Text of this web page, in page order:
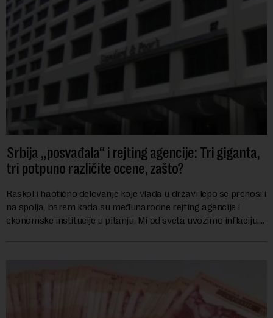
Srbija „posvađala“ i rejting agencije: Tri giganta,
tri potpuno različite ocene, zašto?
Raskol i haotično delovanje koje vlada u državi lepo se prenosi i
na spolja, barem kada su međunarodne rejting agencije i
ekonomske institucije u pitanju. Mi od sveta uvozimo inflaciju,